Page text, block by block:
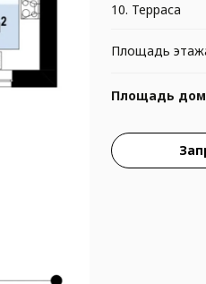
10. Терраса
Площадь
Площадь